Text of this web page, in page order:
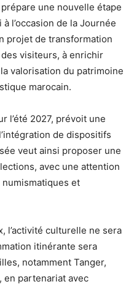
une nouvelle étape
l’occasion de la Journée
projet de transformation
visiteurs, à enrichir
valorisation du patrimoine
marocain.
l’été 2027, prévoit une
de dispositifs
veut ainsi proposer une
avec une attention
et
l’activité culturelle ne sera
itinérante sera
notamment Tanger,
en partenariat avec